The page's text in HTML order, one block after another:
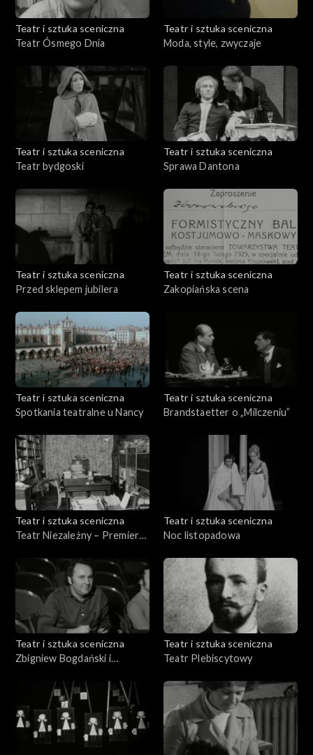
Teatr i sztuka sceniczna
Teatr Ósmego Dnia
Teatr i sztuka sceniczna
Moda, style, zwyczaje
Teatr i sztuka sceniczna
Teatr bydgoski
Teatr i sztuka sceniczna
Sprawa Dantona
Teatr i sztuka sceniczna
Przed sklepem jubilera
Teatr i sztuka sceniczna
Zakopiańska scena
Teatr i sztuka sceniczna
Spotkania teatralne u Nancy
Teatr i sztuka sceniczna
Brandstaetter o „Milczeniu”
Teatr i sztuka sceniczna
Teatr Niezależny – Premiera
Teatr i sztuka sceniczna
Noc listopadowa
Teatr i sztuka sceniczna
Zbigniew Bogdański i
Teatr i sztuka sceniczna
Teatr Plebiscytowy